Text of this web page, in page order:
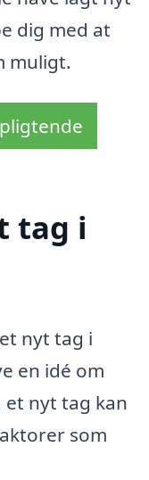
dig med at
muligt.
tag i
nyt tag i
en idé om
nyt tag kan
som